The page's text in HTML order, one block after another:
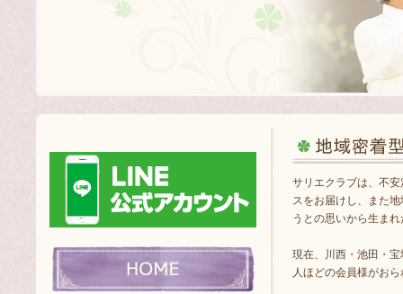
サリエクラブは、不
スをお届けし、また
うとの思いから生ま
現在、川西・池田・
人ほどの会員様がお